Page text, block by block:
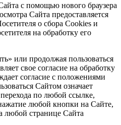
с помощью нового браузера
Сайта предоставляется
о сбора Сookies и
на обработку его
или продолжая пользоваться
свое согласие на обработку
согласие с положениями
Сайтом означает
по любой ссылке,
любой кнопки на Сайте,
любой странице Сайта